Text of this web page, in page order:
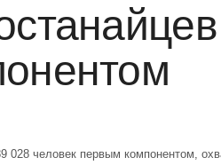
028 человек первым компонентом,